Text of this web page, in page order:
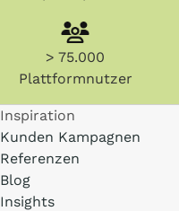
> 75.000
Plattformnutzer
Inspiration
Kunden Kampagnen
Referenzen
Blog
Insights